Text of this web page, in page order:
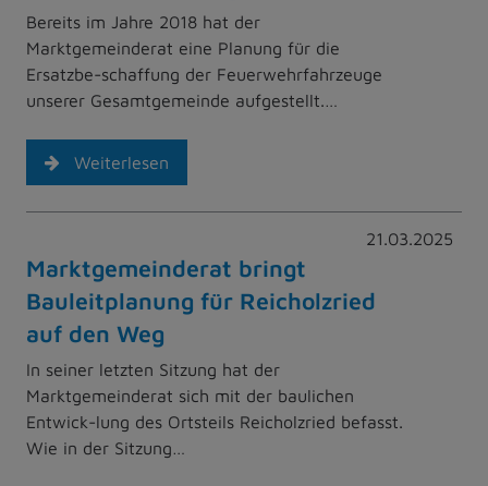
Bereits im Jahre 2018 hat der
Marktgemeinderat eine Planung für die
Ersatzbe-schaffung der Feuerwehrfahrzeuge
unserer Gesamtgemeinde aufgestellt.…
Weiterlesen
21.03.2025
Marktgemeinderat bringt
Bauleitplanung für Reicholzried
auf den Weg
In seiner letzten Sitzung hat der
Marktgemeinderat sich mit der baulichen
Entwick-lung des Ortsteils Reicholzried befasst.
Wie in der Sitzung…